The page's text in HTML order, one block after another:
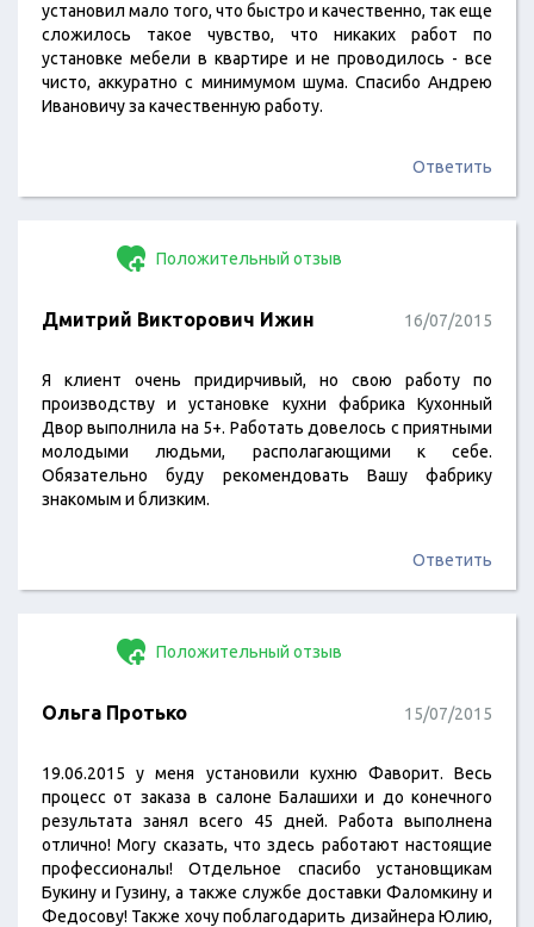
установил мало того, что быстро и качественно, так еще
сложилось такое чувство, что никаких работ по
установке мебели в квартире и не проводилось - все
чисто, аккуратно с минимумом шума. Спасибо Андрею
Ивановичу за качественную работу.
Ответить
Положительный отзыв
Дмитрий Викторович Ижин 16/07/2015
Я клиент очень придирчивый, но свою работу по
производству и установке кухни фабрика Кухонный
Двор выполнила на 5+. Работать довелось с приятными
молодыми людьми, располагающими к себе.
Обязательно буду рекомендовать Вашу фабрику
знакомым и близким.
Ответить
Положительный отзыв
Ольга Протько 15/07/2015
19.06.2015 у меня установили кухню Фаворит. Весь
процесс от заказа в салоне Балашихи и до конечного
результата занял всего 45 дней. Работа выполнена
отлично! Могу сказать, что здесь работают настоящие
профессионалы! Отдельное спасибо установщикам
Букину и Гузину, а также службе доставки Фаломкину и
Федосову! Также хочу поблагодарить дизайнера Юлию,